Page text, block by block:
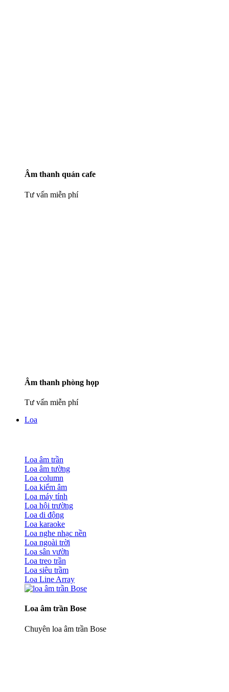
Âm thanh quán cafe
Tư vấn miễn phí
Âm thanh phòng họp
Tư vấn miễn phí
Loa
Loa âm trần
Loa âm tường
Loa column
Loa kiểm âm
Loa máy tính
Loa hội trường
Loa di động
Loa karaoke
Loa nghe nhạc nền
Loa ngoài trời
Loa sân vườn
Loa treo trần
Loa siêu trầm
Loa Line Array
Loa âm trần Bose
Chuyên loa âm trần Bose